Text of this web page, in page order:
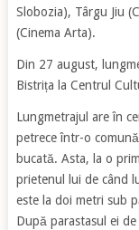
Slobozia), Târgu Jiu
(Cinema Arta).
Din 27 august,
Bistrița la Centrul
Lungmetrajul are în
petrece într-o
bucată. Asta, la o
prietenul lui de când
este la doi metri sub
După parastasul ei